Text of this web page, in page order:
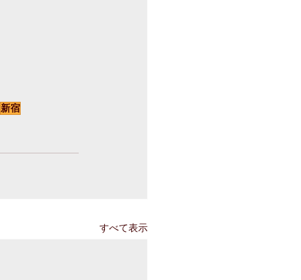
新宿
すべて表示